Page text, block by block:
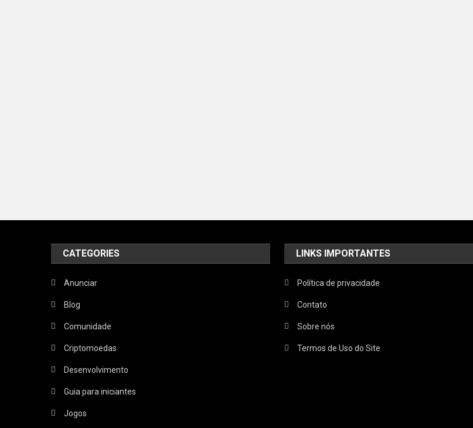
CATEGORIES
Anunciar
Blog
Comunidade
Criptomoedas
Desenvolvimento
Guia para iniciantes
Jogos
LINKS IMPORTANTES
Política de privacidade
Contato
Sobre nós
Termos de Uso do Site